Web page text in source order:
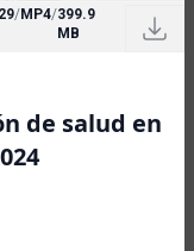
/MP4/399.9
MB
de salud en